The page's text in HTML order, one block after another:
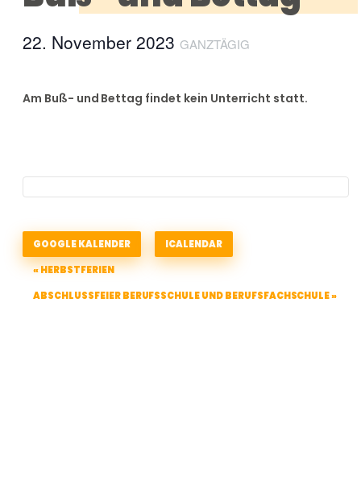
22. November 2023 GANZTÄGIG
Am Buß- und Bettag findet kein Unterricht statt.
GOOGLE KALENDER ICALENDAR
Veranstaltung-
Navigation
«HERBSTFERIEN
ABSCHLUSSFEIER BERUFSSCHULE UND BERUFSFACHSCHULE»